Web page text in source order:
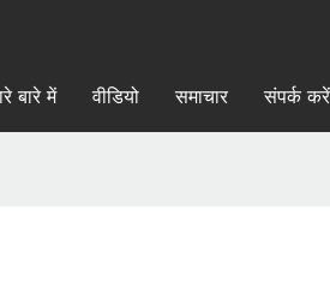
बारे में वीडियो समाचार संपर्क करें